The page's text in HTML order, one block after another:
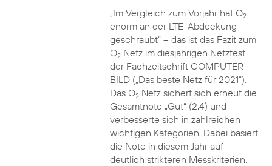
„Im Vergleich zum Vorjahr hat O2
enorm an der LTE-Abdeckung
geschraubt“ – das ist das Fazit zum
O2Netz im diesjährigen Netztest
der Fachzeitschrift COMPUTER
BILD („Das beste Netz für 2021“).
Das O2Netz sichert sich erneut die
Gesamtnote „Gut“ (2,4) und
verbesserte sich in zahlreichen
wichtigen Kategorien. Dabei basiert
die Note in diesem Jahr auf
deutlich strikteren Messkriterien.